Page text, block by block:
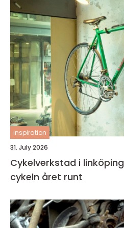
inspiration
31. July 2026
Cykelverkstad i linköping så tar du hand om
cykeln året runt